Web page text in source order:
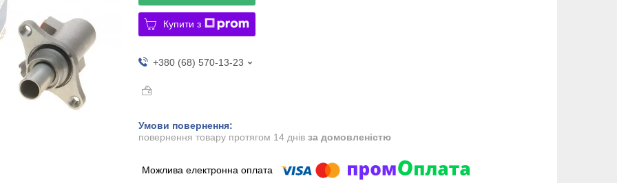
Купити з
+380 (68) 570-13-23
повернення товару протягом 14 днів за домовленістю